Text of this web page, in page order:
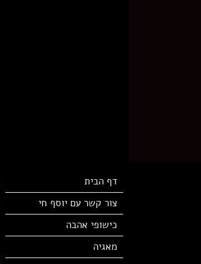
דף הבית
צור קשר עם יוסף חי
כישופי אהבה
מאגיה